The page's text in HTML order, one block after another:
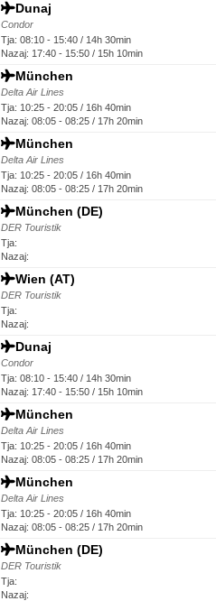
Dunaj
Condor
Tja: 08:10 - 15:40 / 14h 30min
Nazaj: 17:40 - 15:50 / 15h 10min
München
Delta Air Lines
Tja: 10:25 - 20:05 / 16h 40min
Nazaj: 08:05 - 08:25 / 17h 20min
München
Delta Air Lines
Tja: 10:25 - 20:05 / 16h 40min
Nazaj: 08:05 - 08:25 / 17h 20min
München (DE)
DER Touristik
Tja:
Nazaj:
Wien (AT)
DER Touristik
Tja:
Nazaj:
Dunaj
Condor
Tja: 08:10 - 15:40 / 14h 30min
Nazaj: 17:40 - 15:50 / 15h 10min
München
Delta Air Lines
Tja: 10:25 - 20:05 / 16h 40min
Nazaj: 08:05 - 08:25 / 17h 20min
München
Delta Air Lines
Tja: 10:25 - 20:05 / 16h 40min
Nazaj: 08:05 - 08:25 / 17h 20min
München (DE)
DER Touristik
Tja:
Nazaj: